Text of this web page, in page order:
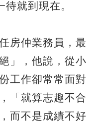
就到現在。
房仲業務員，最
」，他說，從小
工作卻常常面對
「就算志趣不合
而不是成績不好